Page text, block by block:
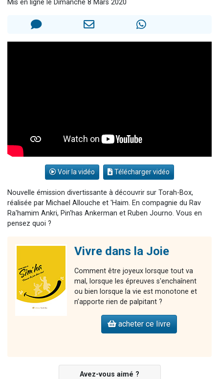
Eva vient de donner son Maasser
Mis en ligne le Dimanche 8 Mars 2020
Voir la vidéo Télécharger vidéo
Nouvelle émission divertissante à découvrir sur Torah-Box,
réalisée par Michael Allouche et 'Haim. En compagnie du Rav
Ra'hamim Ankri, Pin'has Ankerman et Ruben Journo. Vous en
pensez quoi ?
Vivre dans la Joie
Comment être joyeux lorsque tout va
mal, lorsque les épreuves s'enchaînent
ou bien lorsque la vie est monotone et
n’apporte rien de palpitant ?
acheter ce livre
Avez-vous aimé ?